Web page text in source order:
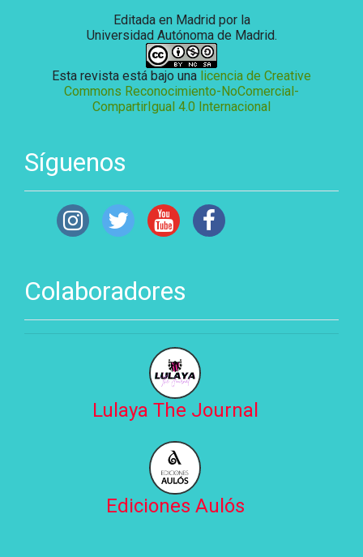
Editada en Madrid por la
Universidad Autónoma de Madrid.
Esta revista está bajo una licencia de Creative
Commons Reconocimiento-NoComercial-
CompartirIgual 4.0 Internacional
Síguenos
Colaboradores
Lulaya The Journal
Ediciones Aulós